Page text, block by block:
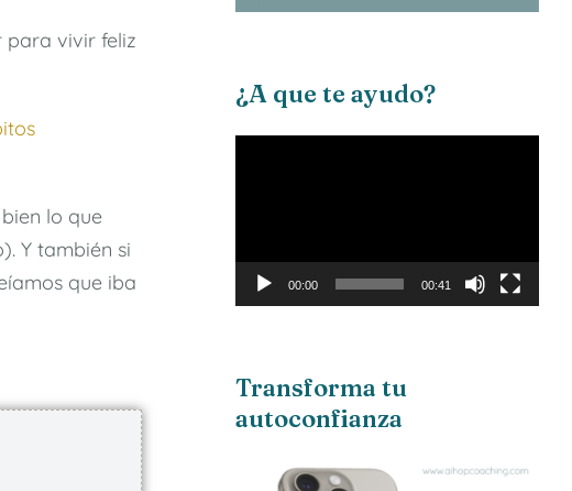
para vivir feliz
lo que
Y también si
que iba
¿A que te ayudo?
00:00 00:41
Transforma tu
autoconfianza